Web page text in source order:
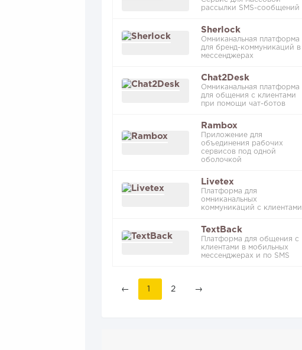
рассылки SMS-сообщений
Sherlock
Омниканальная платформа
для бренд-коммуникаций в
мессенджерах
Chat2Desk
Омниканальная платформа
для общения с клиентами
при помощи чат-ботов
Rambox
Приложение для
объединения рабочих
сервисов под одной
оболочкой
Livetex
Платформа для
омниканальных
коммуникаций с клиентами
TextBack
Платформа для общения с
клиентами в мобильных
мессенджерах и по SMS
← 1 2 →